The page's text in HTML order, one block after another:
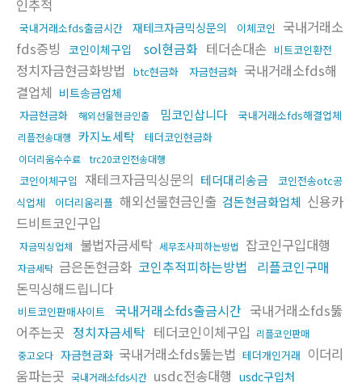
인추적
국내거래소fds출금시간 재테크자금믹싱문의 이체코인
국내거래소
fds증빙 코인이체구입 sol현금화 테더손대손 비트코인환전
정치자금현금화방법 btc현금화 자금현금화 국내거래소fds해
결업체 비트송금업체
자금현금화 해외선물현금인출 밈코인삽니다 국내거래소fds해결업체
리플전송대행 카지노세탁 테더코인현금화
이더리움수수료 trc20코인전송대행
코인이체구입 재테크자금믹싱문의 테더대리송금
코인전송otc공
식업체
이더리움리플 해외선물현금인출 검돈현금화업체 신용카
드비트코인구입
자금믹싱업체 불법자금세탁 세무조사피하는방법 잡코인구입대행
자금세탁 금은돈현금화 코인추적피하는방법
리플코인구매
돈믹싱해드립니다
비트코인판매사이트 국내거래소fds출금시간 국내거래소fds뚫
어주는곳 정치자금세탁 테더코인이체구입 리플코인판매
중고오다 자금현금화 국내거래소fds뚫는법 테더개인거래 이더리
움파는곳 국내거래소fds시간 usdc전송대행 usdc구입처